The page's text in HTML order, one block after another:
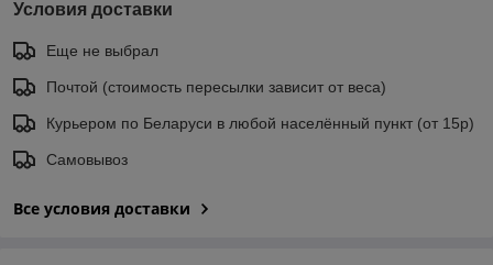
Условия доставки
Еще не выбрал
Почтой (стоимость пересылки зависит от веса)
Курьером по Беларуси в любой населённый пункт (от 15р)
Самовывоз
Все условия доставки